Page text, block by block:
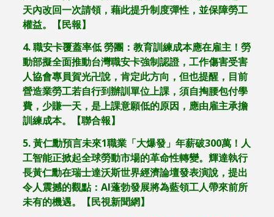
天內改回一次請領，藉此提升制度彈性，並保障勞工
權益。【民報】
4.職安卡覆蓋率低 勞團：教育訓練成本應在雇主！勞
動部擬全面推動台灣職安卡強制認證，工作傷害受害
人協會專員賀光卍說，肯定此方向，但也提醒，目前
營造業勞工若自行到辦訓單位上課，須自掏腰包付學
費，少賺一天，是上課意願低的原因，應由雇主承擔
訓練成本。【聯合報】
5.黃仁勳預言未來1職業「大爆發」年薪破300萬！人
工智能正掀起全球勞動市場的革命性轉變。輝達執行
長黃仁勳在瑞士達沃斯世界經濟論壇發表演說，提出
令人震撼的觀點：AI蓬勃發展將為藍領工人帶來前所
未有的機遇。【民視新聞網】